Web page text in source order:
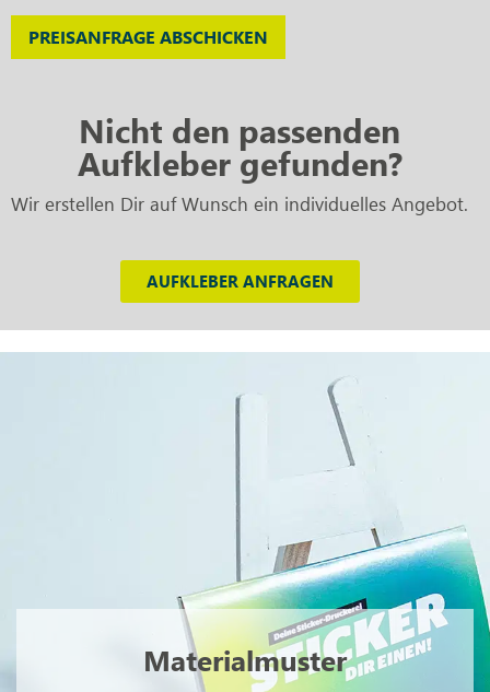
Nicht den passenden
Aufkleber gefunden?
Wir erstellen Dir auf Wunsch ein individuelles Angebot.
AUFKLEBER ANFRAGEN
Materialmuster